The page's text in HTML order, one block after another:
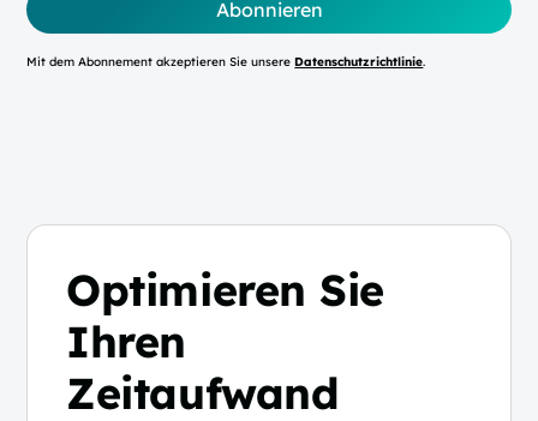
Mit dem Abonnement akzeptieren Sie unsereDatenschutzrichtlinie.
Optimieren Sie
Ihren
Zeitaufwand